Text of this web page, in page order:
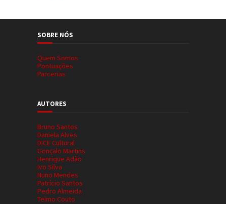
SOBRE NÓS
Quem Somos
Pontuações
Parcerias
AUTORES
Bruno Santos
Daniela Alves
DICE Cultural
Gonçalo Martins
Henrique Adão
Ivo Silva
Nuno Mendes
Patrício Santos
Pedro Almeida
Telmo Couto